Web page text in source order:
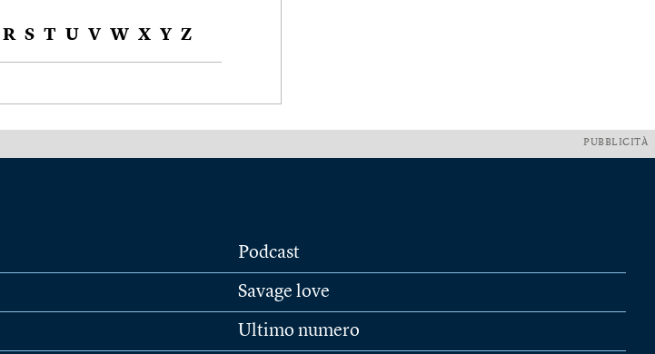
R S T U V W X Y Z
PUBBLICITÀ
Podcast
Savage love
Ultimo numero